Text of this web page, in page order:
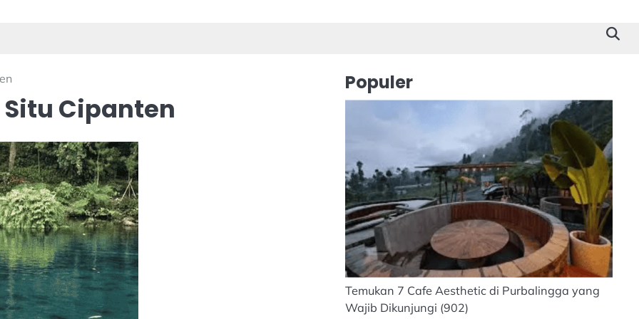
Cipanten
Populer
Temukan 7 Cafe Aesthetic di Purbalingga yang
Wajib Dikunjungi (902)